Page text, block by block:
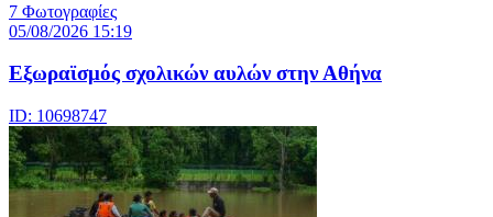
7 Φωτογραφίες
05/08/2026 15:19
Εξωραϊσμός σχολικών αυλών στην Αθήνα
ID: 10698747